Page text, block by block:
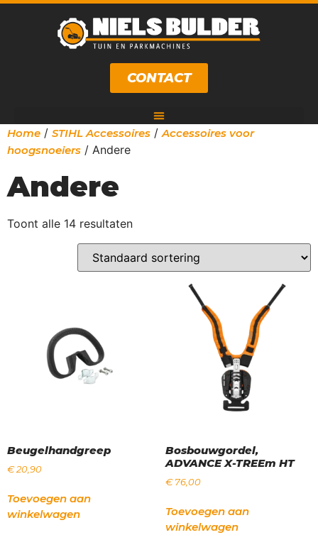
CONTACT
Home / STIHL Accessoires / Accessoires voor
hoogsnoeiers / Andere
Andere
Toont alle 14 resultaten
Beugelhandgreep
€20,90
Toevoegen aan
winkelwagen
Bosbouwgordel,
ADVANCE X-TREEm HT
€76,00
Toevoegen aan
winkelwagen